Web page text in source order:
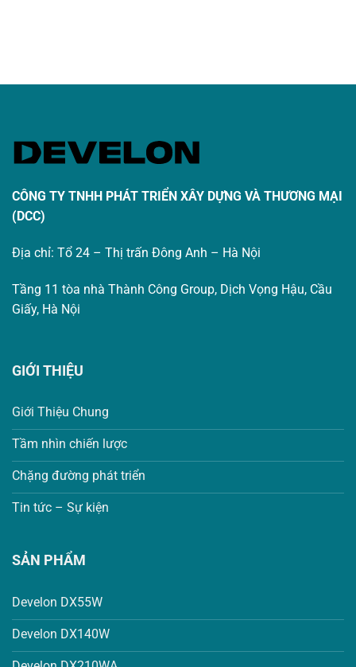
CÔNG TY TNHH PHÁT TRIỂN XÂY DỰNG VÀ THƯƠNG MẠI
(DCC)
Địa chỉ: Tổ 24 – Thị trấn Đông Anh – Hà Nội
Tầng 11 tòa nhà Thành Công Group, Dịch Vọng Hậu, Cầu
Giấy, Hà Nội
GIỚI THIỆU
Giới Thiệu Chung
Tầm nhìn chiến lược
Chặng đường phát triển
Tin tức – Sự kiện
SẢN PHẨM
Develon DX55W
Develon DX140W